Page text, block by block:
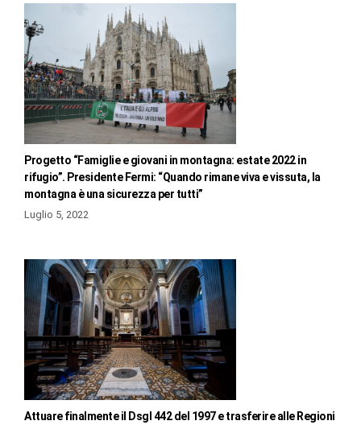
Progetto “Famiglie e giovani in montagna: estate 2022 in
rifugio”. Presidente Fermi: “Quando rimane viva e vissuta, la
montagna è una sicurezza per tutti”
Luglio 5, 2022
Attuare finalmente il Dsgl 442 del 1997 e trasferire alle Regioni